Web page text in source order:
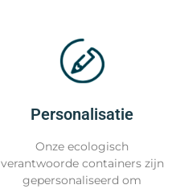
Personalisatie
Onze ecologisch
verantwoorde containers zijn
gepersonaliseerd om